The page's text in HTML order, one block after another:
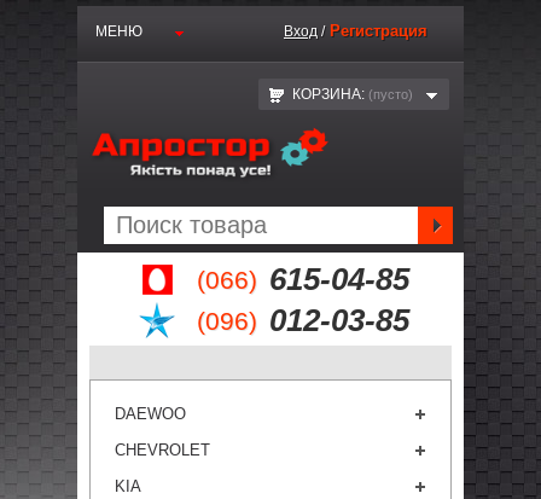
(066) 615-04-85
(096) 012-03-85
МЕНЮ Вход / Регистрация
КОРЗИНА: (пустo)
DAEWOO
CHEVROLET
KIA